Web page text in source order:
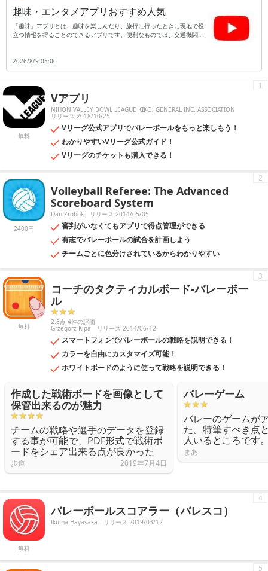
趣味・エンタメアプリおすすめ人気
「趣味」アプリとは、趣味を楽しんだり、旅行に行ったときに現地で役
立つ情報を得ることのできるアプリです。便利なものでは、交通機関の
方法を具体的に知ることができます。さらに、語学の勉強や海外旅行に
役立つのが翻訳アプリです。日本語を入力すると翻訳したい国の言葉に
訳することも可能です。旅行など知らない場所へ行くと、交通手段がス
ムーズだと安心して旅行を続けることができます。趣味でお出かけが多
い人にもおすすめです。
2026/8/9 05:00
無料
Vアプリ
NIHON VALLEY BOWL LEAGUE KIKO, GENERAL INC. ASSOCIATION
リリース 2018/10/25
Vリーグ公式アプリでバレーボールをもっと楽しもう！
わかりやすいVリーグ公式ガイド！
Vリーグのチケットも購入できる！
1
2400円
Volleyball Referee: The Advanced
Scoreboard System
Dan Zrobok リリース 2014/05/05
審判がいなくてもアプリで得点管理ができる
有志でバレーボールの試合を計画しよう
チームごとに色分けされているからわかりやすい
2
無料
コーチのタクティカルボード-バレーボー
ル
2.8点 4件の評価
Grzegorz Kipa リリース 2014/06/12
スマートフォンでバレーボールの戦略を説明できる！
カラーを自由にカスタマイズ可能！
ホワイトボードのように使って戦略を説明できる！
3
作成した戦術ボードを画像として
保管出来るのが魅力
チームの戦略や選手のデータを登録
する事が可能で、PDF形式で戦術ボ
ードをシェア出来る点が良かった
歩道 2019年7月4日
バレーゲーム
バレーのゲームが
た。特筆すべき点
人いるところです
まあ
無料
バレーボールスコアラー（バレスコ）
Ikuma Hayasaka リリース 2019/03/12
4
5